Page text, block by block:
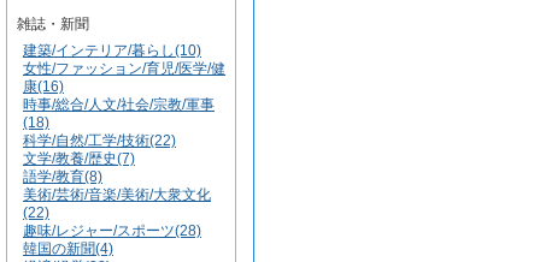
雑誌・新聞
建築/インテリア/暮らし(10)
女性/ファッション/育児/医学/健
康(16)
時事/総合/人文/社会/宗教/軍事
(18)
科学/自然/工学/技術(22)
文学/教養/歴史(7)
語学/教育(8)
美術/芸術/音楽/美術/大衆文化
(22)
趣味/レジャー/スポーツ(28)
韓国の新聞(4)